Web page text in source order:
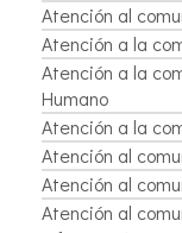
Atención al
Atención a la
Atención a la
Humano
Atención a la
Atención al
Atención al
Atención al